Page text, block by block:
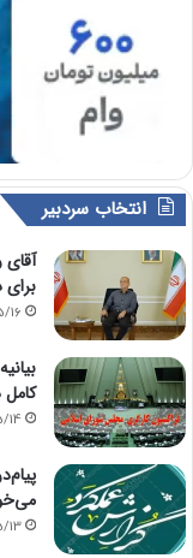
انتخاب سردبیر
آقای
16
14
13